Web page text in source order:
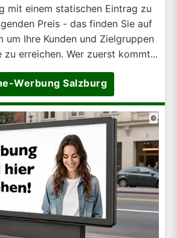
mit einem statischen Eintrag zu
Preis - das finden Sie auf
um Ihre Kunden und Zielgruppen
zu erreichen. Wer zuerst kommt...
Werbung Salzburg
©